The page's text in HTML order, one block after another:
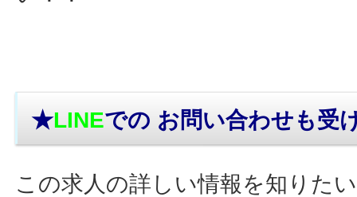
★LINEでの お問い合わせも受
この求人の詳しい情報を知りた